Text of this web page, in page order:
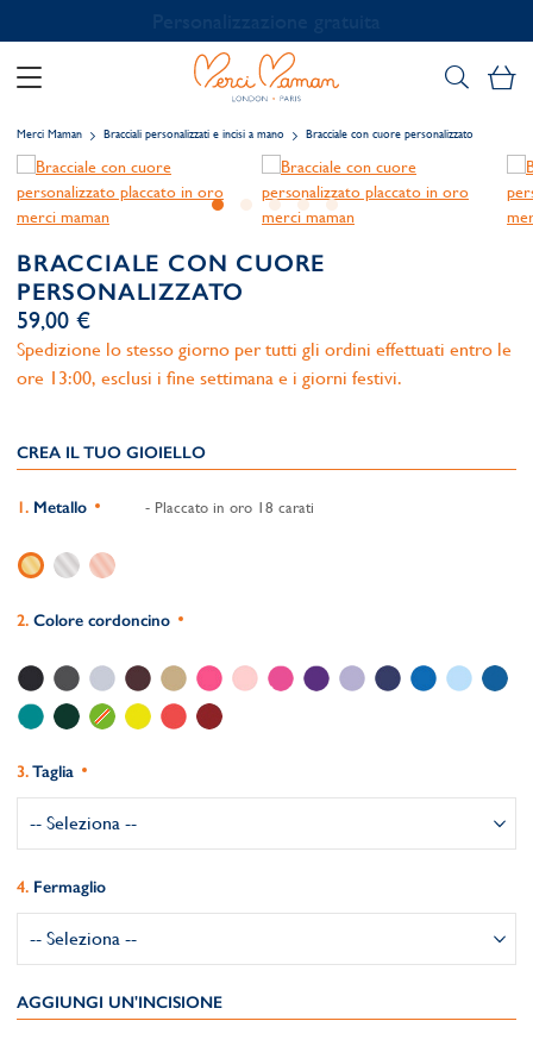
Il
Merci Maman Bracciali personalizzati e incisi a mano Bracciale con cuore personalizzato
BRACCIALE CON CUORE
PERSONALIZZATO
59,00 €
Spedizione lo stesso giorno per tutti gli ordini effettuati entro le
ore 13:00, esclusi i fine settimana e i giorni festivi.
CREA IL TUO GIOIELLO
Metallo - Placcato in oro 18 carati
Colore cordoncino
Taglia
Fermaglio
AGGIUNGI UN'INCISIONE